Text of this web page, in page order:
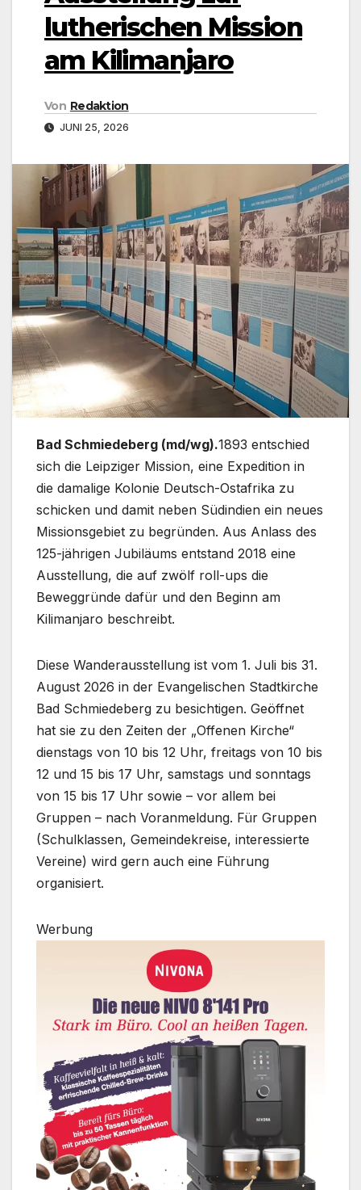
lutherischen Mission
am Kilimanjaro
Von Redaktion
JUNI 25, 2026
Bad Schmiedeberg (md/wg).1893 entschied
sich die Leipziger Mission, eine Expedition in
die damalige Kolonie Deutsch-Ostafrika zu
schicken und damit neben Südindien ein neues
Missionsgebiet zu begründen. Aus Anlass des
125-jährigen Jubiläums entstand 2018 eine
Ausstellung, die auf zwölf roll-ups die
Beweggründe dafür und den Beginn am
Kilimanjaro beschreibt.
Diese Wanderausstellung ist vom 1. Juli bis 31.
August 2026 in der Evangelischen Stadtkirche
Bad Schmiedeberg zu besichtigen. Geöffnet
hat sie zu den Zeiten der „Offenen Kirche“
dienstags von 10 bis 12 Uhr, freitags von 10 bis
12 und 15 bis 17 Uhr, samstags und sonntags
von 15 bis 17 Uhr sowie – vor allem bei
Gruppen – nach Voranmeldung. Für Gruppen
(Schulklassen, Gemeindekreise, interessierte
Vereine) wird gern auch eine Führung
organisiert.
Werbung